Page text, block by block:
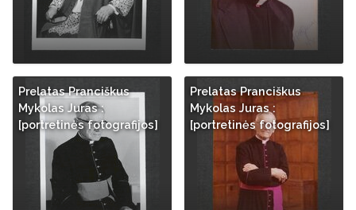
Prelatas Pranciškus
Mykolas Juras :
[portretinės fotografijos]
Prelatas Pranciškus
Mykolas Juras :
[portretinės fotografijos]